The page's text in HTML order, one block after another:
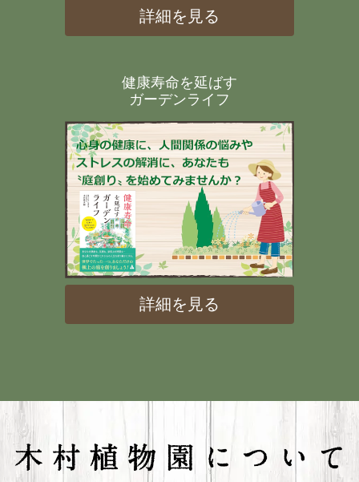
詳細を見る
健康寿命を延ばす
ガーデンライフ
詳細を見る